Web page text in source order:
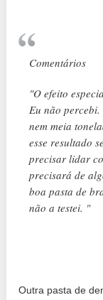
Comentários
"O efeito
Eu não percebi.
nem meia
esse resultado
precisar lidar
precisará de
boa pasta de
não a testei. "
Outra pasta de